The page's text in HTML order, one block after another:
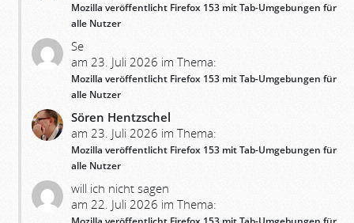
Mozilla veröffentlicht Firefox 153 mit Tab-Umgebungen für
alle Nutzer
Se
am 23. Juli 2026 im Thema:
Mozilla veröffentlicht Firefox 153 mit Tab-Umgebungen für
alle Nutzer
Sören Hentzschel
am 23. Juli 2026 im Thema:
Mozilla veröffentlicht Firefox 153 mit Tab-Umgebungen für
alle Nutzer
will ich nicht sagen
am 22. Juli 2026 im Thema: